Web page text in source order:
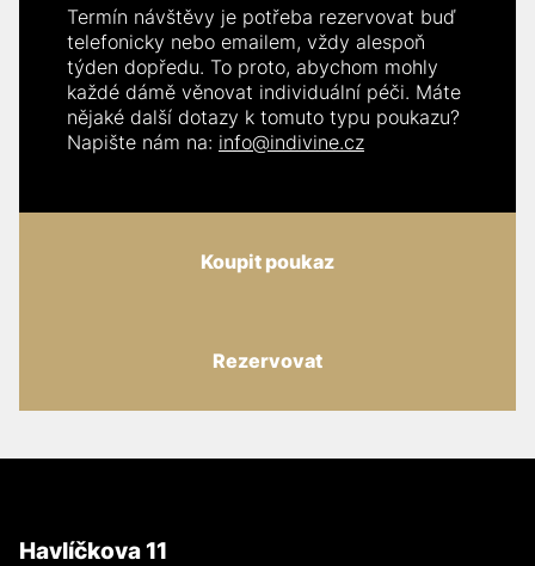
Termín návštěvy je potřeba rezervovat buď
telefonicky nebo emailem, vždy alespoň
týden dopředu. To proto, abychom mohly
každé dámě věnovat individuální péči. Máte
nějaké další dotazy k tomuto typu poukazu?
Napište nám na: info@indivine.cz
Koupit poukaz
Rezervovat
Havlíčkova 11